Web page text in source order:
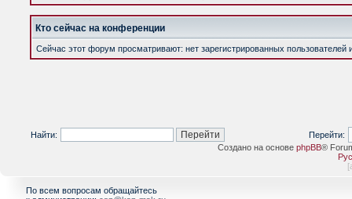
Кто сейчас на конференции
Сейчас этот форум просматривают: нет зарегистрированных пользователей
Найти:
Перейти:
Создано на основе phpBB®
[
По всем вопросам обращайтесь